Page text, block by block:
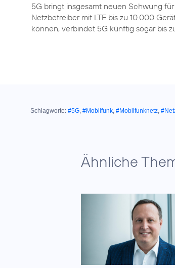
5G bringt insgesamt neuen Schwung
Netzbetreiber mit LTE bis zu 10.000
können, verbindet 5G künftig sogar bis
Schlagworte: #5G, #Mobilfunk, #Mobilfunknetz,
Ähnliche